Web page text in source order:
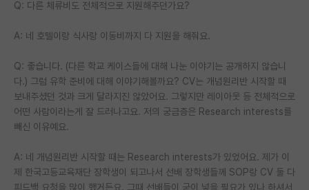
Q: 다른 체류비도 전체적으로 지원해주던가요?
A: 네 호텔이랑 식사랑 이동비까지 다 지원을 해줘요.
Q: 좋습니다. (다른 학교 케이스들에 대해 나눈 이야기는 공개하지 않습니
다.) 그럼 유학 준비에 대해 이야기해볼까요? CV는 개념원리반 시작할 때
보내주셨던 것과 크게 달라지진 않았어요. 그렇지만 레이아웃 등 전체적으로
어떤 사람이라는게 잘 드러나고요. 저의 궁금증은 Research interests를
빼신 이유예요.
A: 네 개념원리반 시작할 때는 Research interests가 있었어요. 제가 이
제 한국고등교육재단 장학생이 되고나서 선배 장학생들께 SOP랑 CV 둘 다
피드백 요청을 많이 했거든요. 그때 선배들이 굳이 넣을 필요가 있나 하셔서